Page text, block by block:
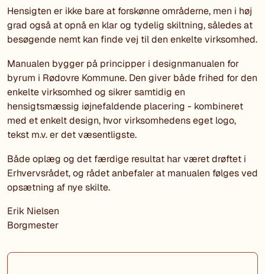
Hensigten er ikke bare at forskønne områderne, men i høj
grad også at opnå en klar og tydelig skiltning, således at
besøgende nemt kan finde vej til den enkelte virksomhed.
Manualen bygger på principper i designmanualen for
byrum i Rødovre Kommune. Den giver både frihed for den
enkelte virksomhed og sikrer samtidig en
hensigtsmæssig iøjnefaldende placering - kombineret
med et enkelt design, hvor virksomhedens eget logo,
tekst m.v. er det væsentligste.
Både oplæg og det færdige resultat har været drøftet i
Erhvervsrådet, og rådet anbefaler at manualen følges ved
opsætning af nye skilte.
Erik Nielsen
Borgmester